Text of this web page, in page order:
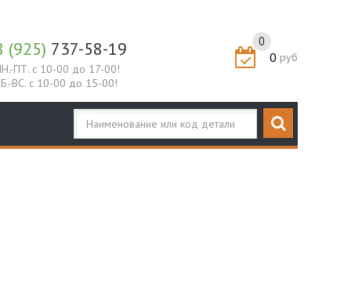
(925) 737-58-19
ПТ. с 10-00 до 17-00!
ВС. с 10-00 до 15-00!
0
0 руб